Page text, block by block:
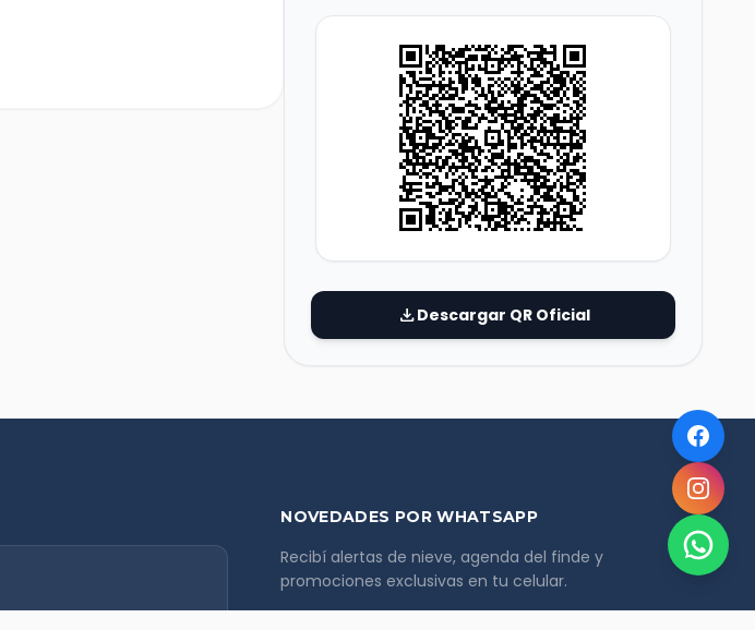
downloadDescargar QR Oficial
NOVEDADES POR WHATSAPP
Recibí alertas de nieve, agenda del finde y
promociones exclusivas en tu celular.